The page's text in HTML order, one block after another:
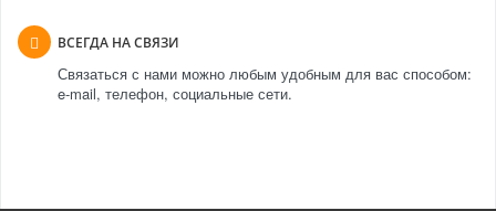
ВСЕГДА НА СВЯЗИ
Связаться с нами можно любым удобным для вас способом:
e-mail, телефон, социальные сети.